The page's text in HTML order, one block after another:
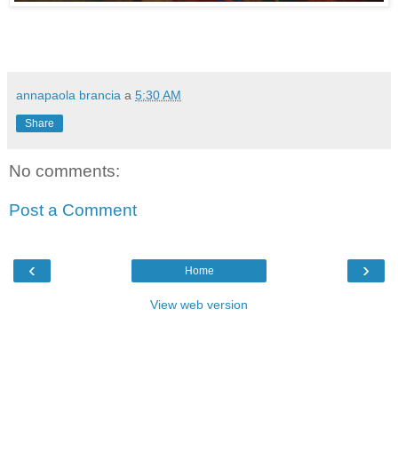
annapaola brancia a 5:30 AM
Share
No comments:
Post a Comment
‹ ›
Home
View web version